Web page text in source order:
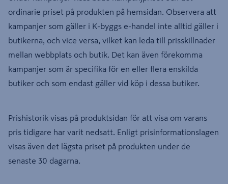
ordinarie priset på produkten på hemsidan. Observera att
kampanjer som gäller i K-byggs e-handel inte alltid gäller i
butikerna, och vice versa, vilket kan leda till prisskillnader
mellan webbplats och butik. Det kan även förekomma
kampanjer som är specifika för en eller flera enskilda
butiker och som endast gäller vid köp i dessa butiker.
Prishistorik visas på produktsidan för att visa om varans
pris tidigare har varit nedsatt. Enligt prisinformationslagen
visas även det lägsta priset på produkten under de
senaste 30 dagarna.